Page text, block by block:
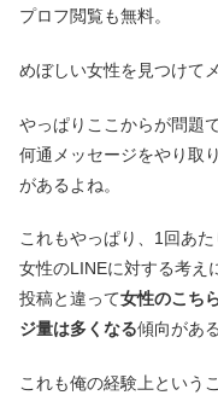
プロフ閲覧も無料。
めぼしい女性を見つけて
やっぱりここからが問題
何通メッセージをやり取
があるよね。
これもやっぱり、1回あ
女性のLINEに対する考え
投稿と違って女性のこち
ジ量は多くなる傾向があ
これも俺の経験上という